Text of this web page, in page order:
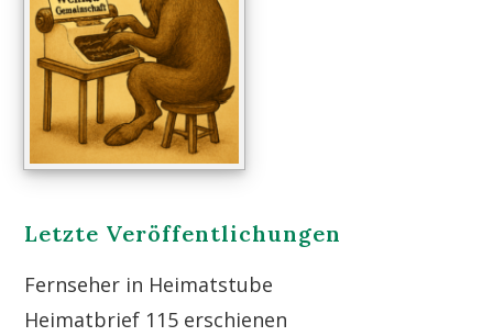
Letzte Veröffentlichungen
Fernseher in Heimatstube
Heimatbrief 115 erschienen